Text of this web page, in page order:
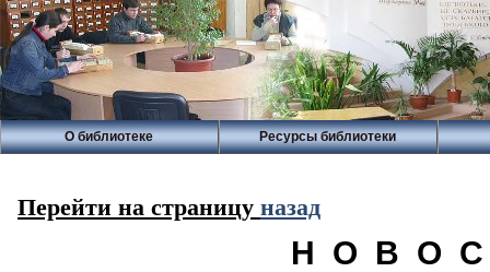
О библиотеке Ресурсы библиотеки
Перейти на страницу назад
Н О В О